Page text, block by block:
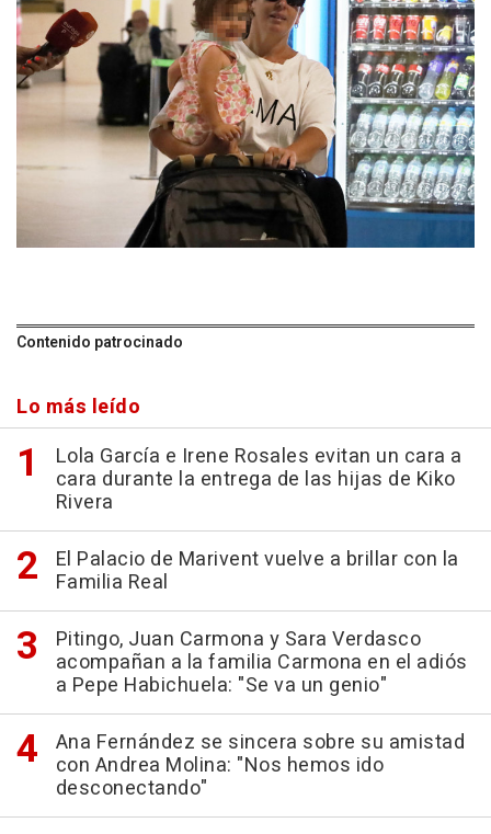
Contenido patrocinado
Lo más leído
Lola García e Irene Rosales evitan un cara a
cara durante la entrega de las hijas de Kiko
Rivera
El Palacio de Marivent vuelve a brillar con la
Familia Real
Pitingo, Juan Carmona y Sara Verdasco
acompañan a la familia Carmona en el adiós
a Pepe Habichuela: "Se va un genio"
Ana Fernández se sincera sobre su amistad
con Andrea Molina: "Nos hemos ido
desconectando"